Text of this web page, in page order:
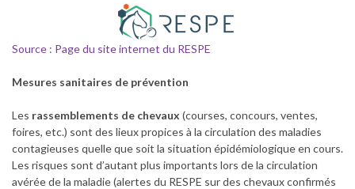
Source : Page du site internet du RESPE
Mesures sanitaires de prévention
Les rassemblements de chevaux (courses, concours, ventes,
foires, etc.) sont des lieux propices à la circulation des maladies
contagieuses quelle que soit la situation épidémiologique en cours.
Les risques sont d’autant plus importants lors de la circulation
avérée de la maladie (alertes du RESPE sur des chevaux confirmés